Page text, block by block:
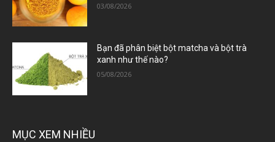
03/08/2026
Bạn đã phân biệt bột matcha và bột trà
xanh như thế nào?
05/08/2026
MỤC XEM NHIỀU